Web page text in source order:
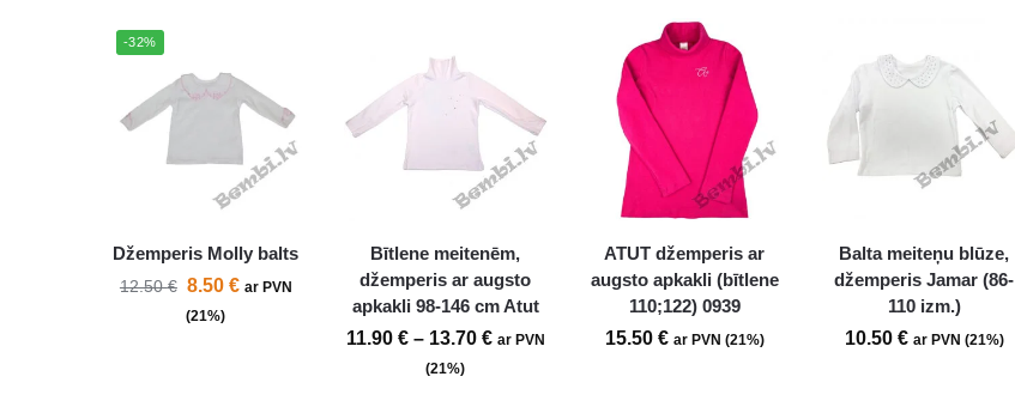
-32%
Džemperis Molly balts
12.50€ 8.50 € ar PVN
(21%)
Bītlene meitenēm,
džemperis ar augsto
apkakli 98-146 cm Atut
11.90 € – 13.70 € ar PVN
(21%)
ATUT džemperis ar
augsto apkakli (bītlene
110;122) 0939
15.50 € ar PVN (21%)
Balta meiteņu blūze,
džemperis Jamar (86-
110 izm.)
10.50 € ar PVN (21%)